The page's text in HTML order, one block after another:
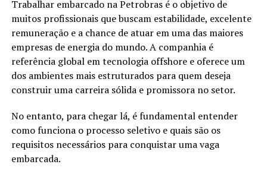
Trabalhar embarcado na Petrobras é o objetivo de
muitos profissionais que buscam estabilidade, excelente
remuneração e a chance de atuar em uma das maiores
empresas de energia do mundo. A companhia é
referência global em tecnologia offshore e oferece um
dos ambientes mais estruturados para quem deseja
construir uma carreira sólida e promissora no setor.
No entanto, para chegar lá, é fundamental entender
como funciona o processo seletivo e quais são os
requisitos necessários para conquistar uma vaga
embarcada.